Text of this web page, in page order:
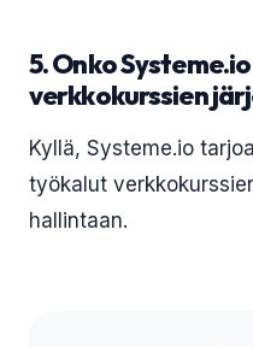
5. Onko
verkkokurssien
Kyllä, Systeme.io
työkalut
hallintaan.